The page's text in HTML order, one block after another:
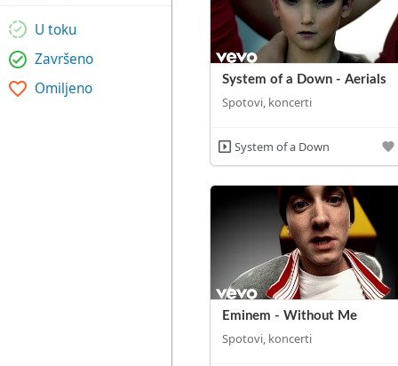
U toku
Završeno
Omiljeno
System of a Down - Aerials
Spotovi, koncerti
System of a Down
Eminem - Without Me
Spotovi, koncerti